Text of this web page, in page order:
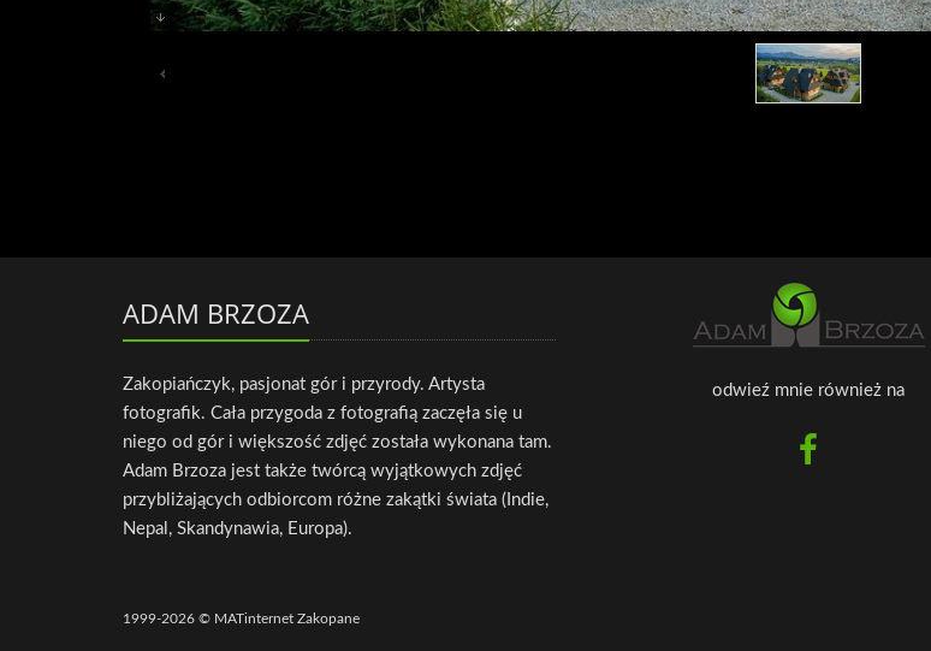
ADAM BRZOZA
Zakopiańczyk, pasjonat gór i przyrody. Artysta
fotografik. Cała przygoda z fotografią zaczęła się u
niego od gór i większość zdjęć została wykonana tam.
Adam Brzoza jest także twórcą wyjątkowych zdjęć
przybliżających odbiorcom różne zakątki świata (Indie,
Nepal, Skandynawia, Europa).
odwieź mnie również na
1999-2026 © MATinternet Zakopane